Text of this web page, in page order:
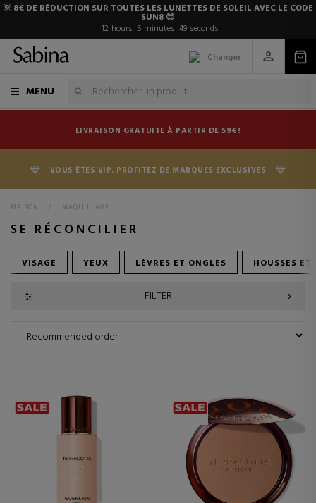
🌞 8€ DE RÉDUCTION SUR TOUTES LES LUNETTES DE SOLEIL AVEC LE CODE
SUN8 😎
12 hours 5 minutes 47 seconds
Changer
MENU
LIVRAISON GRATUITE À PARTIR DE 59€!
VOUS ÊTES VIP. PROFITEZ DE MARQUES EXCLUSIVES
MAISON > MAQUILLAGE
SE RÉCONCILIER
VISAGE YEUX LÈVRES ET ONGLES HOUSSES ET
FILTER